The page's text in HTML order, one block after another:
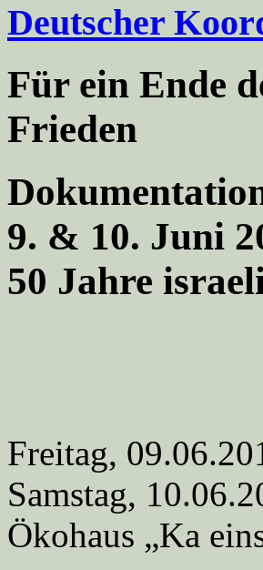
Deutscher
Für ein Ende
Frieden
9. & 10. Juni
50 Jahre
Freitag,
Samstag,
Ökohaus „Ka